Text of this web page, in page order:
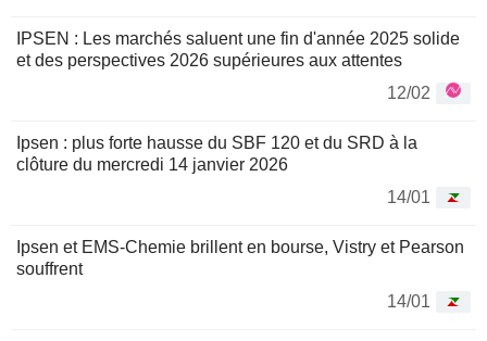
IPSEN : Les marchés saluent une fin d'année 2025 solide
et des perspectives 2026 supérieures aux attentes
12/02
Ipsen : plus forte hausse du SBF 120 et du SRD à la
clôture du mercredi 14 janvier 2026
14/01
Ipsen et EMS-Chemie brillent en bourse, Vistry et Pearson
souffrent
14/01